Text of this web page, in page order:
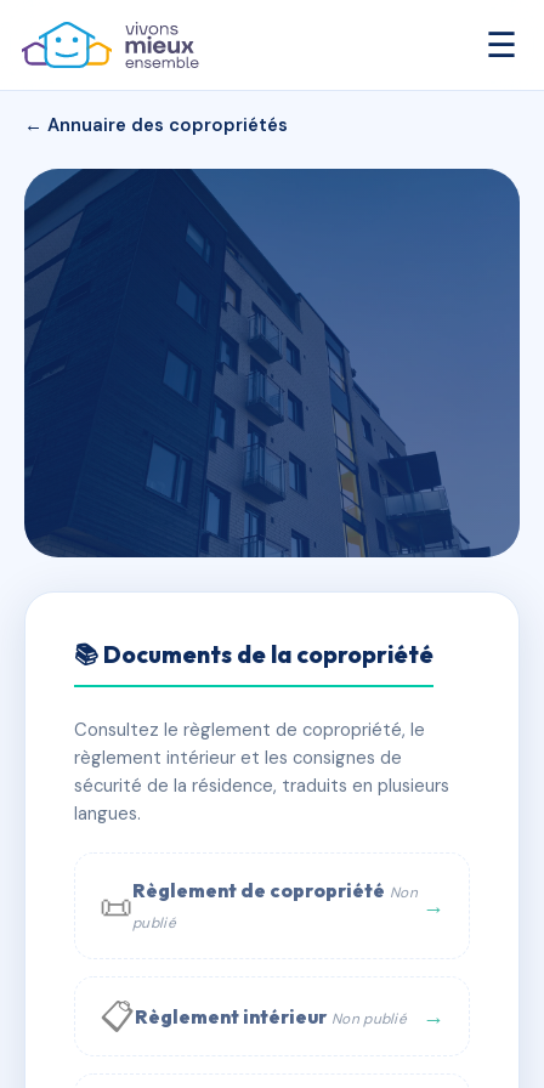
☰
← Annuaire des copropriétés
55 RUE ALSACE
✓ Immatriculée 🏠 6 lots 🏗 1 bâtiment(s)
📞 Contacter Syndic Digital
📚 Documents de la copropriété
Consultez le règlement de copropriété, le
règlement intérieur et les consignes de
sécurité de la résidence, traduits en plusieurs
langues.
📜Règlement de copropriété Non
publié
→
📋Règlement intérieur Non publié →